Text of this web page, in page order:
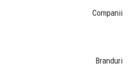
Companii
Branduri